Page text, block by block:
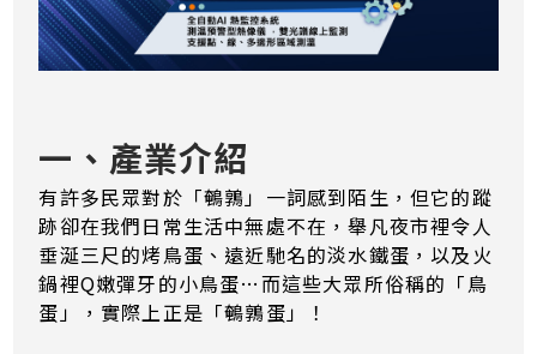
一、產業介紹
有許多民眾對於「鵪鶉」一詞感到陌生，但它的蹤
跡卻在我們日常生活中無處不在，舉凡夜市裡令人
垂涎三尺的烤鳥蛋、遠近馳名的淡水鐵蛋，以及火
鍋裡Q嫩彈牙的小鳥蛋…而這些大眾所俗稱的「鳥
蛋」，實際上正是「鵪鶉蛋」！